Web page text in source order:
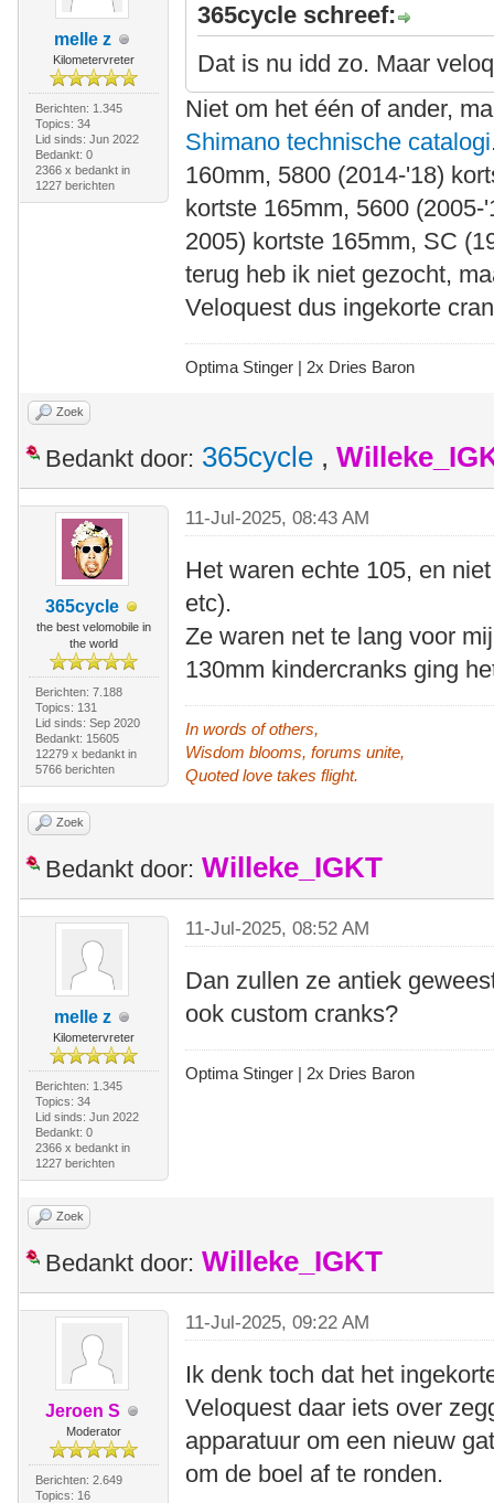
melle z
Kilometervreter
Berichten: 1.345
Topics: 34
Lid sinds: Jun 2022
Bedankt: 0
2366 x bedankt in
1227 berichten
365cycle schreef:
Dat is nu idd zo. Maar
Niet om het één of ander,
Shimano technische catalogi
160mm, 5800 (2014-'18)
kortste 165mm, 5600
2005) kortste 165mm, SC
terug heb ik niet gezocht,
Veloquest dus ingekorte
Optima Stinger | 2x Dries Baron
Zoek
Bedankt door: 365cycle ,
365cycle
the best velomobile in
the world
Berichten: 7.188
Topics: 131
Lid sinds: Sep 2020
Bedankt: 15605
12279 x bedankt in
5766 berichten
11-Jul-2025, 08:43 AM
Het waren echte 105, en
etc).
Ze waren net te lang voor
130mm kindercranks ging
In words of others,
Wisdom blooms, forums unite,
Quoted love takes flight.
Zoek
Bedankt door: Willeke_IGKT
melle z
Kilometervreter
Berichten: 1.345
Topics: 34
Lid sinds: Jun 2022
Bedankt: 0
2366 x bedankt in
1227 berichten
11-Jul-2025, 08:52 AM
Dan zullen ze antiek
ook custom cranks?
Optima Stinger | 2x Dries Baron
Zoek
Bedankt door: Willeke_IGKT
Jeroen S
Moderator
Berichten: 2.649
Topics: 16
11-Jul-2025, 09:22 AM
Ik denk toch dat het
Veloquest daar iets over
apparatuur om een nieuw
om de boel af te ronden.